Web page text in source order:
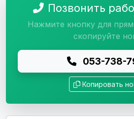
Позвонить
Нажмите кнопку для
скопируйте
053-738-
Копировать